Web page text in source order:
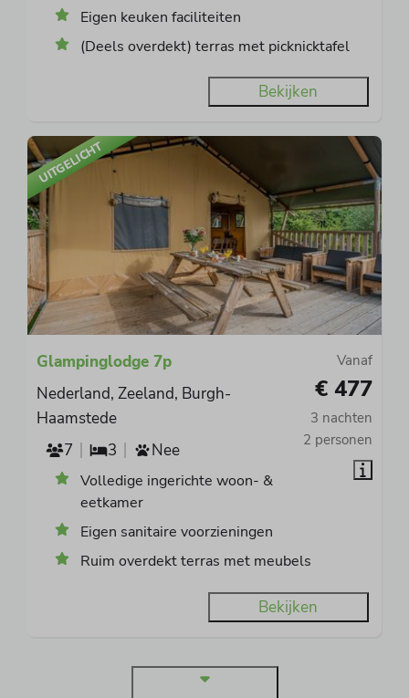
Eigen keuken faciliteiten
(Deels overdekt) terras met picknicktafel
Bekijken
UITGELICHT
Vanaf
€ 477
3 nachten
2 personen
Glampinglodge 7p
Nederland, Zeeland, Burgh-
Haamstede
7
3 Nee
Volledige ingerichte woon- &
eetkamer
Eigen sanitaire voorzieningen
Ruim overdekt terras met meubels
Bekijken